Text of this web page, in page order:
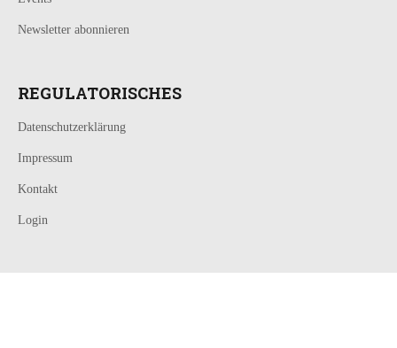
Newsletter abonnieren
REGULATORISCHES
Datenschutzerklärung
Impressum
Kontakt
Login